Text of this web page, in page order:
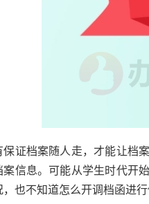
保证档案随人走，才能让档
案信息。可能从学生时代开
，也不知道怎么开调档函进行